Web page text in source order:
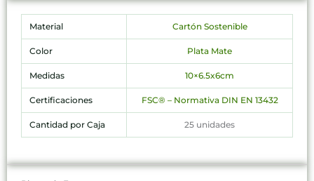
Material Cartón Sostenible
Color Plata Mate
Medidas 10×6.5x6cm
Certificaciones FSC® – Normativa DIN EN 13432
Cantidad por Caja 25 unidades